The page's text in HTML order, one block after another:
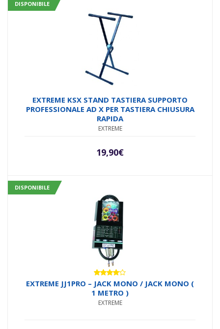
DISPONIBILE
EXTREME KSX STAND TASTIERA SUPPORTO
PROFESSIONALE AD X PER TASTIERA CHIUSURA
RAPIDA
EXTREME
19,90€
DISPONIBILE
Valutato
4.00su
5
EXTREME JJ1PRO – JACK MONO / JACK MONO (
1 METRO )
EXTREME